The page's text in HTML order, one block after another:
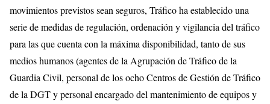
movimientos previstos sean seguros, Tráfico ha establecido una
serie de medidas de regulación, ordenación y vigilancia del tráfico
para las que cuenta con la máxima disponibilidad, tanto de sus
medios humanos (agentes de la Agrupación de Tráfico de la
Guardia Civil, personal de los ocho Centros de Gestión de Tráfico
de la DGT y personal encargado del mantenimiento de equipos y